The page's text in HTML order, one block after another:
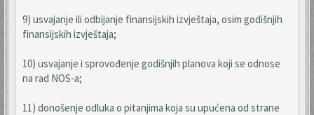
9) usvajanje ili odbijanje finansijskih izvještaja, osim godišnjih
finansijskih izvještaja;
10) usvajanje i sprovođenje godišnjih planova koji se odnose
na rad NOS-a;
11) donošenje odluka o pitanjima koja su upućena od strane